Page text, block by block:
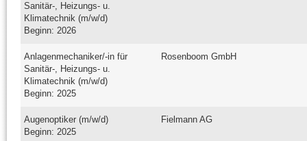
Sanitär-, Heizungs- u.
Klimatechnik (m/w/d)
Beginn: 2026
Anlagenmechaniker/-in für
Sanitär-, Heizungs- u.
Klimatechnik (m/w/d)
Beginn: 2025
Rosenboom GmbH
Augenoptiker (m/w/d)
Beginn: 2025
Fielmann AG